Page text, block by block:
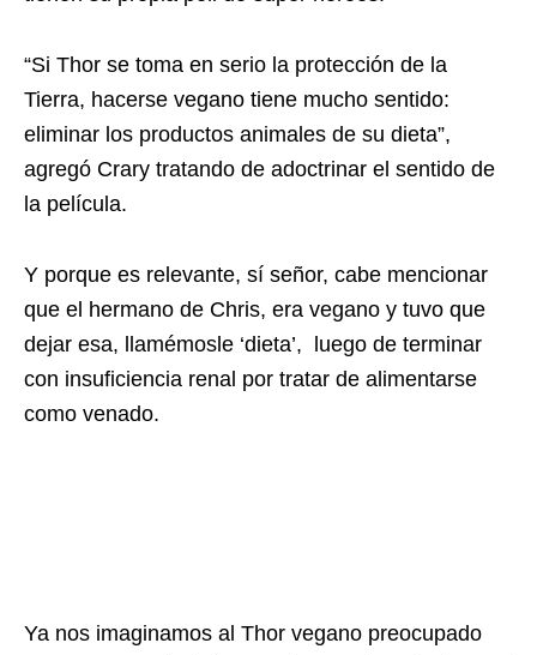
“Si Thor se toma en serio la protección de la
Tierra, hacerse vegano tiene mucho sentido:
eliminar los productos animales de su dieta”,
agregó Crary tratando de adoctrinar el sentido de
la película.
Y porque es relevante, sí señor, cabe mencionar
que el hermano de Chris, era vegano y tuvo que
dejar esa, llamémosle ‘dieta’, luego de terminar
con insuficiencia renal por tratar de alimentarse
como venado.
Ya nos imaginamos al Thor vegano preocupado